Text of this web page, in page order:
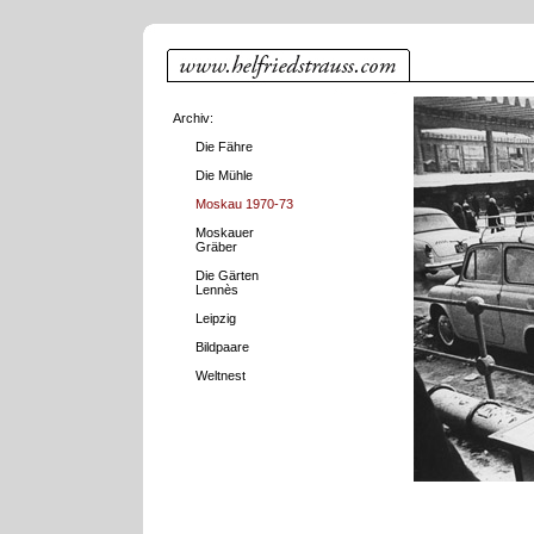
Archiv:
Die Fähre
Die Mühle
Moskau 1970-73
Moskauer
Gräber
Die Gärten
Lennès
Leipzig
Bildpaare
Weltnest